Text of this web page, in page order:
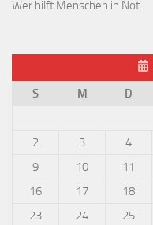
Wer hilft Menschen in Not
S
M D
2
3 4
9
10 11
16
17 18
23
24 25